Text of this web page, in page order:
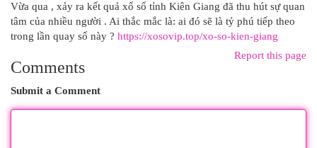
Vừa qua , xảy ra kết quả xổ số tỉnh Kiên Giang đã thu hút sự quan
tâm của nhiều người . Ai thắc mắc là: ai đó sẽ là tỷ phú tiếp theo
trong lần quay số này ? https://xosovip.top/xo-so-kien-giang
Report this page
Comments
Submit a Comment